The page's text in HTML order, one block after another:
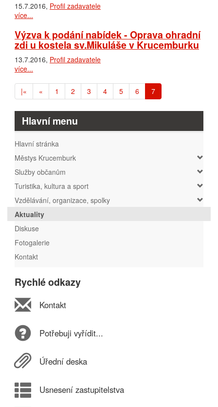
15.7.2016, Profil zadavatele
více...
Výzva k podání nabídek - Oprava ohradní
zdi u kostela sv.Mikuláše v Krucemburku
13.7.2016, Profil zadavatele
více...
|« « 1 2 3 4 5 6 7(aktuální)
Hlavní menu
Hlavní stránka
Městys Krucemburk
Služby občanům
Turistika, kultura a sport
Vzdělávání, organizace, spolky
Aktuality
Diskuse
Fotogalerie
Kontakt
Rychlé odkazy
Kontakt
Potřebuji vyřídit...
Úřední deska
Usnesení zastupitelstva